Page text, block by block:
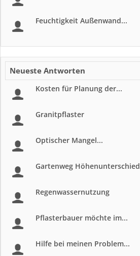
Feuchtigkeit Außenwand...
Neueste Antworten
Kosten für Planung der...
Granitpflaster
Optischer Mangel...
Gartenweg Höhenunterschied
Regenwassernutzung
Pflasterbauer möchte im...
Hilfe bei meinen Problem...